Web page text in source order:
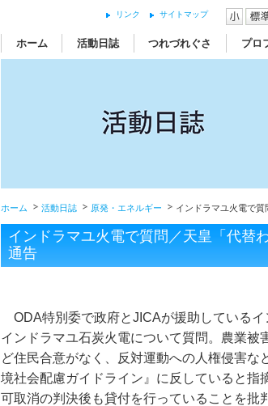
リンク サイトマップ
ホーム 活動日誌 つれづれぐさ プロ
ホーム 活動日誌 原発・エネルギー インドラマユ火電で
インドラマユ火電で質問／天皇「代替
通告
ODA特別委で政府とJICAが援助しているイ
インドラマユ石炭火電について質問。農業被
ど住民合意がなく、反対運動への人権侵害な
境社会配慮ガイドライン』に反していると指
可取消の判決後も貸付を行っていることを批